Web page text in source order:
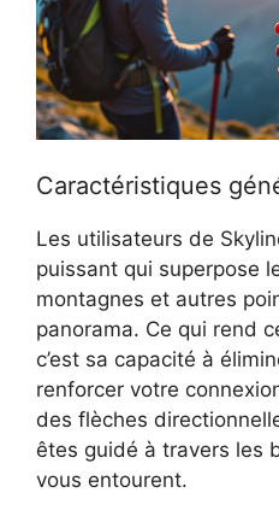
Caractéristiques
Les utilisateurs de
puissant qui superpose
montagnes et autres
panorama. Ce qui rend
c’est sa capacité à
renforcer votre
des flèches
êtes guidé à travers les
vous entourent.